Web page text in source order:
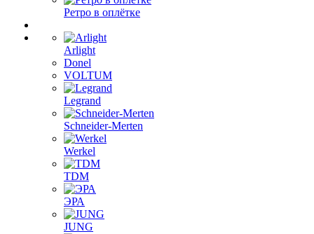
Ретро в оплётке
Arlight
Donel
VOLTUM
Legrand
Schneider-Merten
Werkel
TDM
ЭРА
JUNG